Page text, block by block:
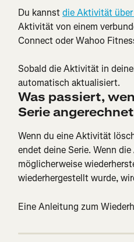
Du kannst die Aktivität
Aktivität von einem
Connect oder Wahoo
Sobald die Aktivität in
automatisch aktualisiert.
Was passiert,
Serie
Wenn du eine Aktivität
endet deine Serie. Wenn
möglicherweise
wiederhergestellt wurde,
Eine Anleitung zum